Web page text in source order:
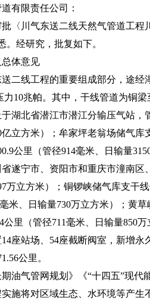
有限责任公司：
川气东送二线天然气管道工程
。经研究，批复如下。
体意见
线工程的重要组成部分，途经
力10兆帕。其中，干线管道为铜
湖北省潜江市潜江分输压气站，
亿立方米）；牟家坪老翁场储气
公里（管径914毫米、日输量
遂宁市、资阳市和重庆市潼南
万立方米）；铜锣峡储气库支干
米、日输量730万立方米）；黄
公里（管径711毫米、日输量850
座站场、54座截断阀室，新增永
公里。
气管网规划》《“十四五”现代
施将对区域生态、水环境等产